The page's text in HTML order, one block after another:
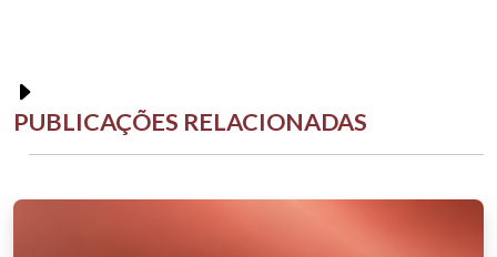
PUBLICAÇÕES RELACIONADAS